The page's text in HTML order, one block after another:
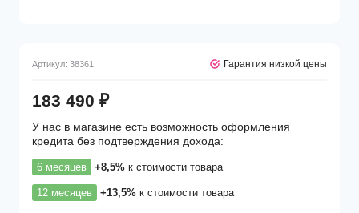
Артикул: 38361 Гарантия низкой цены
183 490 ₽
У нас в магазине есть возможность оформления
кредита без подтверждения дохода:
6 месяцев +8,5% к стоимости товара
12 месяцев +13,5% к стоимости товара